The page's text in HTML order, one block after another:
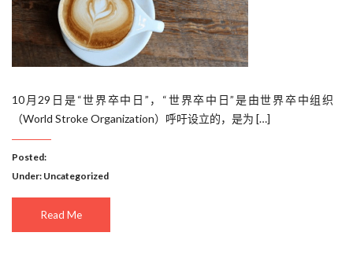
10月29日是“世界卒中日”，“世界卒中日”是由世界卒中组织
（World Stroke Organization）呼吁设立的，是为 […]
Posted:
Under: Uncategorized
Read Me